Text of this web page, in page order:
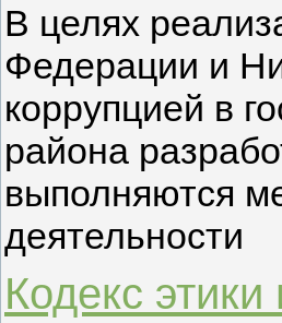
В целях
Федерации и
коррупцией в
района
выполняются
деятельности
Кодекс